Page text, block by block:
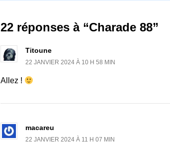
22 réponses à “Charade 88”
Titoune
22 JANVIER 2024 À 10 H 58 MIN
Allez !
macareu
22 JANVIER 2024 À 11 H 07 MIN